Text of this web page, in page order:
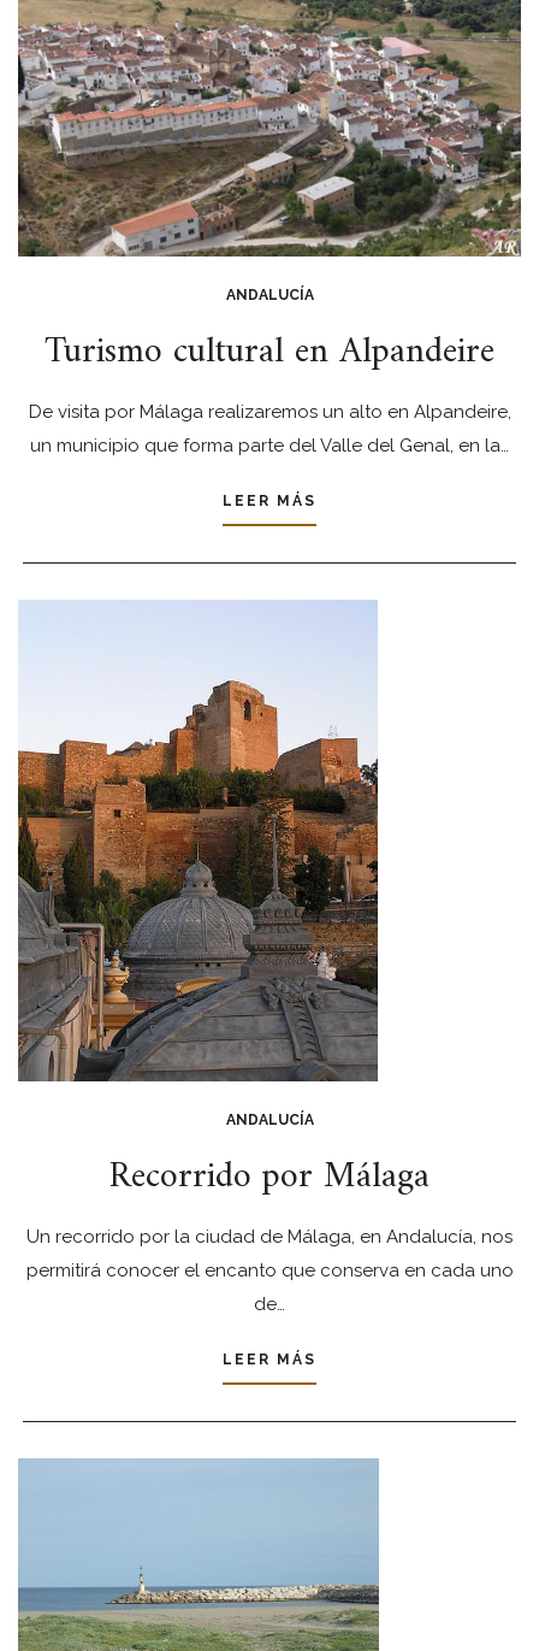
ANDALUCÍA
Turismo cultural en Alpandeire
De visita por Málaga realizaremos un alto en Alpandeire,
un municipio que forma parte del Valle del Genal, en la…
LEER MÁS
ANDALUCÍA
Recorrido por Málaga
Un recorrido por la ciudad de Málaga, en Andalucía, nos
permitirá conocer el encanto que conserva en cada uno
de…
LEER MÁS